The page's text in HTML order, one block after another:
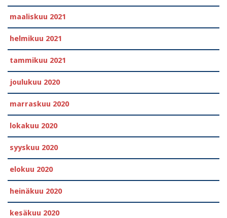
maaliskuu 2021
helmikuu 2021
tammikuu 2021
joulukuu 2020
marraskuu 2020
lokakuu 2020
syyskuu 2020
elokuu 2020
heinäkuu 2020
kesäkuu 2020